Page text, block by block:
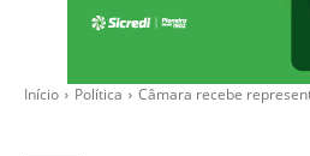
Início Política Câmara recebe